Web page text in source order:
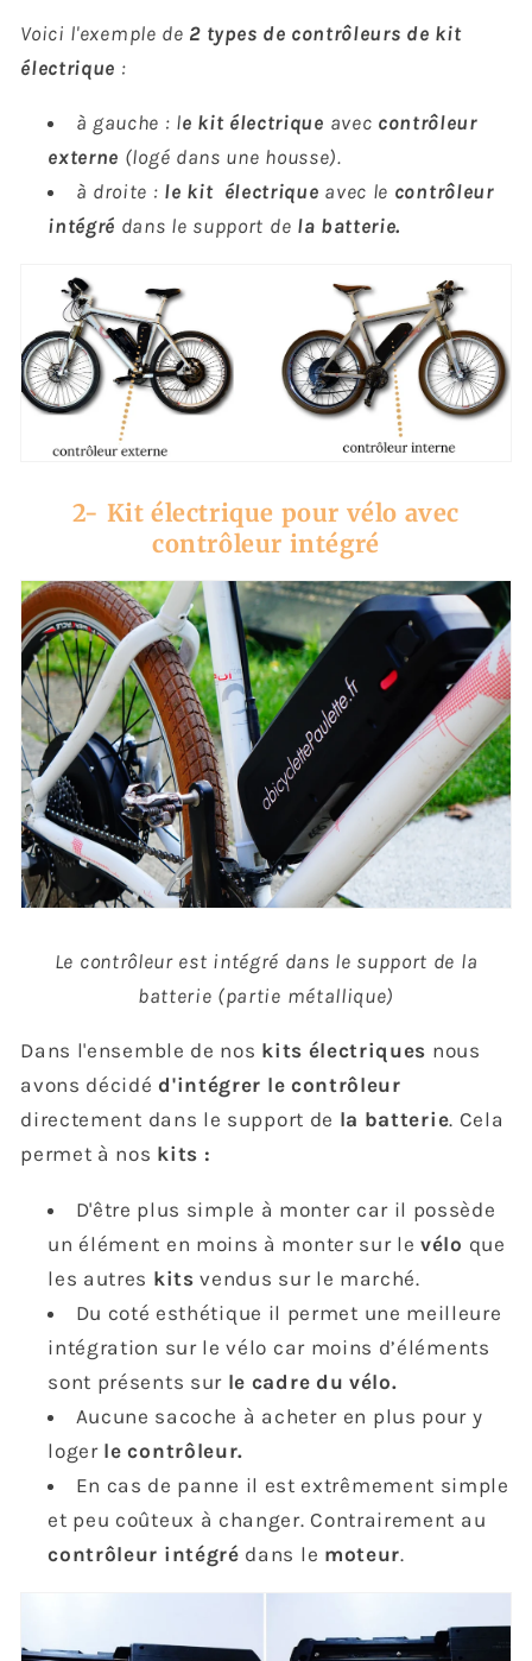
Voici l'exemple de 2 types de contrôleurs de kit
électrique :
à gauche : le kit électrique avec contrôleur
externe (logé dans une housse).
à droite : le kit électrique avec le contrôleur
intégré dans le support de la batterie.
2- Kit électrique pour vélo avec
contrôleur intégré
Le contrôleur est intégré dans le support de la
batterie (partie métallique)
Dans l'ensemble de nos kits électriques nous
avons décidé d'intégrer le contrôleur
directement dans le support de la batterie. Cela
permet à nos kits :
D'être plus simple à monter car il possède
un élément en moins à monter sur levélo que
les autres kits vendus sur le marché.
Du coté esthétique il permet une meilleure
intégration sur le vélo car moins d’éléments
sont présents sur le cadre du vélo.
Aucune sacoche à acheter en plus pour y
loger le contrôleur.
En cas de panne il est extrêmement simple
et peu coûteux à changer. Contrairement au
contrôleur intégré dans le moteur.